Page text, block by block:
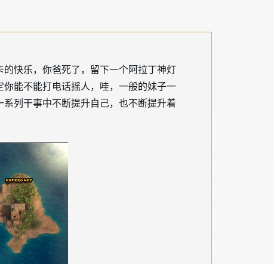
快乐，你爸死了，留下一个阿拉丁神灯
能不能打电话摇人，哇，一般的妹子一
列干事中不断提升自己，也不断提升着